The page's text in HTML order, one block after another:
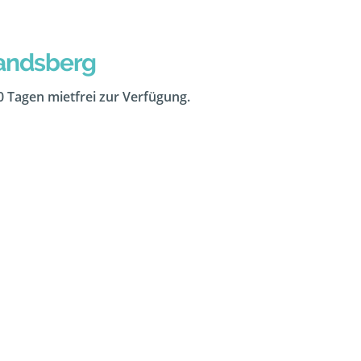
Tagen mietfrei zur Verfügung.